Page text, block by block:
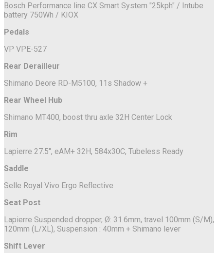
Bosch Performance line CX Smart System "25kph" / Intube
battery 750Wh / KIOX
Pedals
VP VPE-527
Rear Derailleur
Shimano Deore RD-M5100, 11s Shadow +
Rear Wheel Hub
Shimano MT400, boost thru axle 32H Center Lock
Rim
Lapierre 27.5", eAM+ 32H, 584x30C, Tubeless Ready
Saddle
Selle Royal Vivo Ergo Reflective
Seat Post
Lapierre Suspended dropper, Ø: 31.6mm, travel 100mm (S/M),
120mm (L/XL), Suspension : 40mm + Shimano lever
Shift Lever